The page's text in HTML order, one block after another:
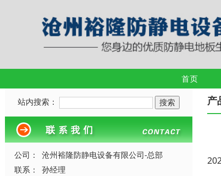
首页
站内搜索：
公司：
沧州裕隆防静电设备有限公司-总部
联系：
孙经理
产